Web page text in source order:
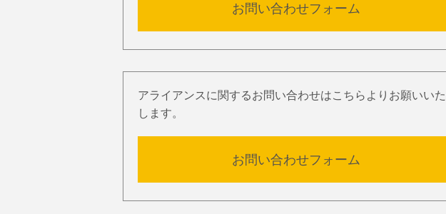
お問い合わせフォーム
アライアンスに関するお問い合わせはこちらよりお願いいた
します。
お問い合わせフォーム